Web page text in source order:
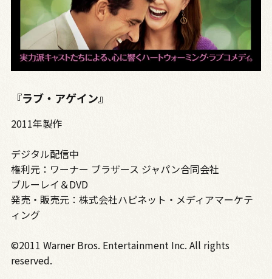
『ラブ・アゲイン』
2011年製作
デジタル配信中
権利元：ワーナー ブラザース ジャパン合同会社
ブルーレイ＆DVD
発売・販売元：株式会社ハピネット・メディアマーケテ
ィング
©2011 Warner Bros. Entertainment Inc. All rights
reserved.